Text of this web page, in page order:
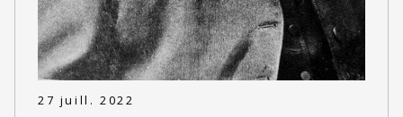
27 juill. 2022